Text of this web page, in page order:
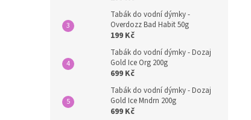
Tabák do vodní dýmky -
Overdozz Bad Habit 50g
199 Kč
Tabák do vodní dýmky - Dozaj
Gold Ice Org 200g
699 Kč
Tabák do vodní dýmky - Dozaj
Gold Ice Mndrn 200g
699 Kč